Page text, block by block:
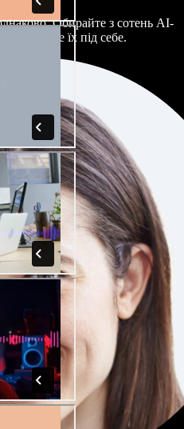
Обирайте з сотень AI-
їх під себе.